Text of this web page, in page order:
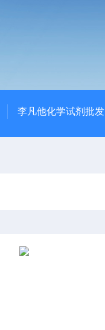
李凡他化学试剂批发